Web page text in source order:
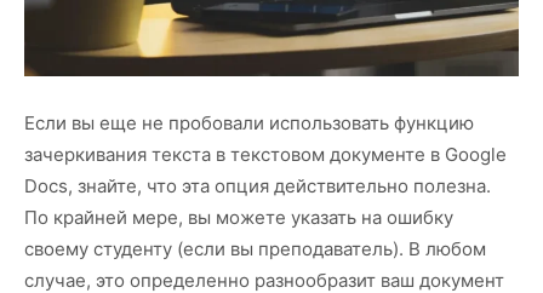
Если вы еще не пробовали использовать функцию
зачеркивания текста в текстовом документе в Google
Docs, знайте, что эта опция действительно полезна.
По крайней мере, вы можете указать на ошибку
своему студенту (если вы преподаватель). В любом
случае, это определенно разнообразит ваш документ